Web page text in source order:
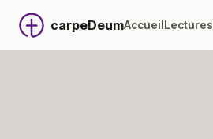
carpeDeumAccueilLectures